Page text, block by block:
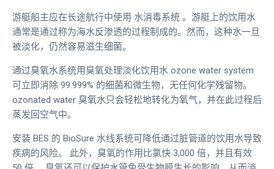
游艇船主应在长途航行中使用 水消毒系统 。游艇上的饮用水
通常是通过称为海水反渗透的过程制成的。然而，这种水一旦
被淡化，仍然容易滋生细菌。
通过臭氧水系统用臭氧处理淡化饮用水 ozone water system
可立即消除 99.999% 的细菌和微生物，无任何化学残留物。
ozonated water 臭氧水只会轻松地转化为氧气，并在此过程后
蒸发回空气中。
安装 BES 的 BioSure 水线系统可降低通过脏管道的饮用水导致
疾病的风险。 此外，臭氧的作用比氯快 3,000 倍，并且有效